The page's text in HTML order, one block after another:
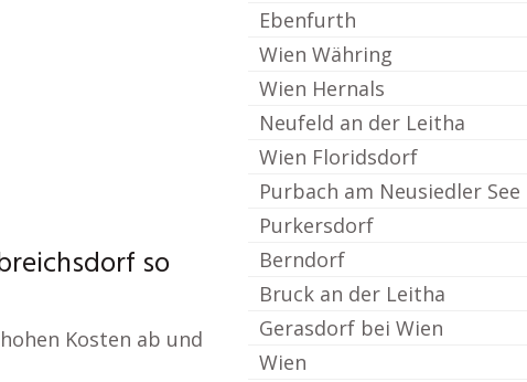
so
Kosten ab und
Ebenfurth
Wien Währing
Wien Hernals
Neufeld an der Leitha
Wien Floridsdorf
Purbach am Neusiedler See
Purkersdorf
Berndorf
Bruck an der Leitha
Gerasdorf bei Wien
Wien